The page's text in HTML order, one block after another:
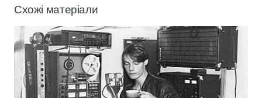
Схожі матеріали